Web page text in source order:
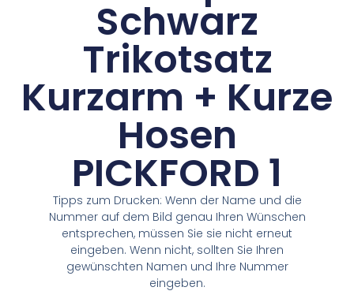
Schwarz
Trikotsatz
Kurzarm + Kurze
Hosen
PICKFORD 1
Tipps zum Drucken: Wenn der Name und die
Nummer auf dem Bild genau Ihren Wünschen
entsprechen, müssen Sie sie nicht erneut
eingeben. Wenn nicht, sollten Sie Ihren
gewünschten Namen und Ihre Nummer
eingeben.